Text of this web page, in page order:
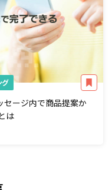
グ
セージ内で商品提案か
は